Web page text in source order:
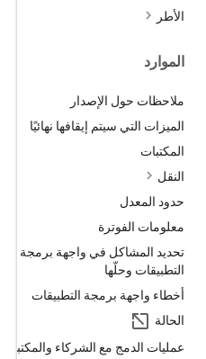
الأطر
الموارد
ملاحظات حول الإصدار
الميزات التي سيتم إيقافها نهائيًا
المكتبات
النقل
حدود المعدل
معلومات الفوترة
تحديد المشاكل في واجهة برمجة
التطبيقات وحلّها
أخطاء واجهة برمجة التطبيقات
الحالة
عمليات الدمج مع الشركاء والمكتبات
"The type of spam."